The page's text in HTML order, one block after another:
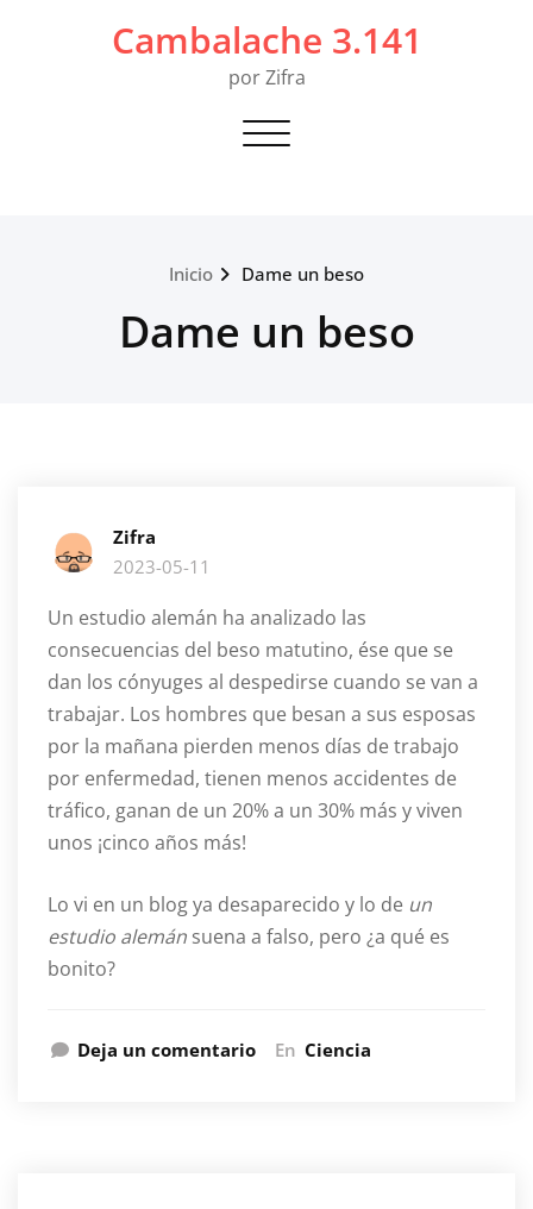
Cambalache 3.141
por Zifra
Alternar navegación
Inicio Dame un beso
Dame un beso
Zifra
2023-05-11
Un estudio alemán ha analizado las
consecuencias del beso matutino, ése que se
dan los cónyuges al despedirse cuando se van a
trabajar. Los hombres que besan a sus esposas
por la mañana pierden menos días de trabajo
por enfermedad, tienen menos accidentes de
tráfico, ganan de un 20% a un 30% más y viven
unos ¡cinco años más!
Lo vi en un blog ya desaparecido y lo de un
estudio alemán suena a falso, pero ¿a qué es
bonito?
Deja un comentario En Ciencia